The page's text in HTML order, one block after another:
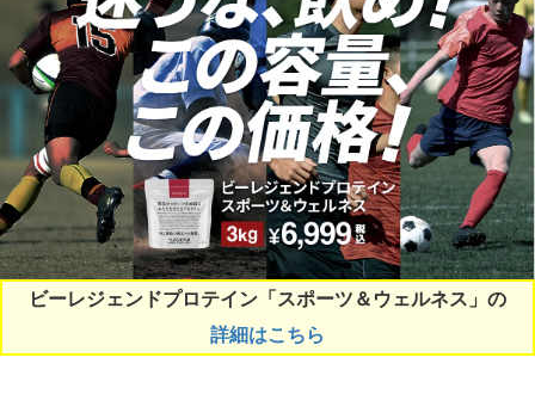
ビーレジェンドプロテイン「スポーツ＆ウェルネス」の
詳細はこちら